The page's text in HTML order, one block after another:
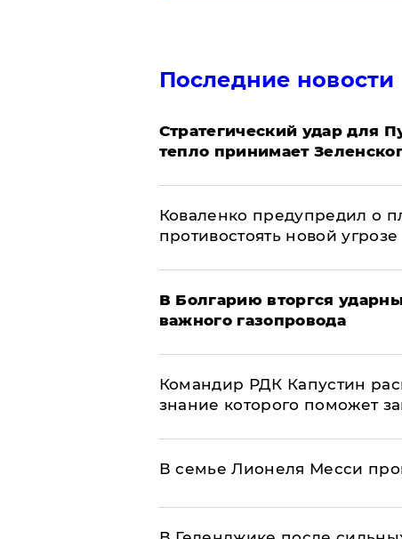
Последние новости
Стратегический удар для
тепло принимает
Коваленко предупредил о
противостоять новой угрозе
В Болгарию вторгся
важного газопровода
Командир РДК Капустин
знание которого поможет
В семье Лионеля Месси